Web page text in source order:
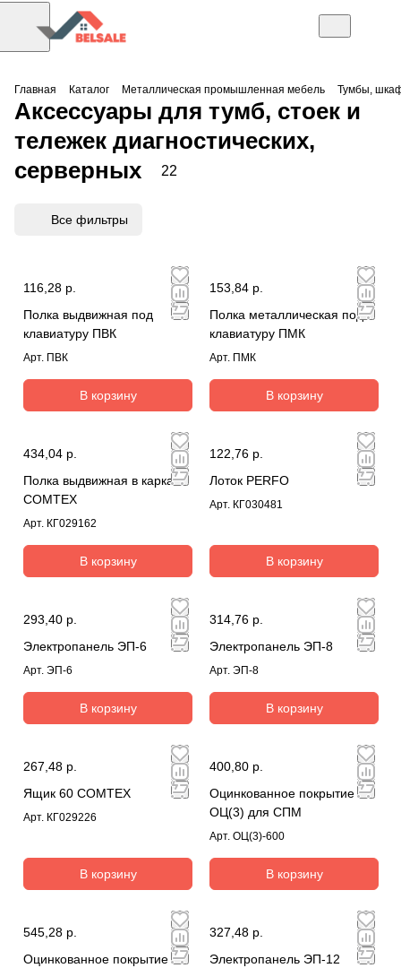
Главная Каталог Металлическая промышленная мебель Тумбы,
Аксессуары для тумб, стоек и
тележек диагностических,
серверных
22
Все фильтры
116,28 р.
Полка выдвижная под
клавиатуру ПВК
Арт. ПВК
В корзину
153,84 р.
Полка металлическая под
клавиатуру ПМК
Арт. ПМК
В корзину
434,04 р.
Полка выдвижная в каркасе
COMTEX
Арт. КГ029162
В корзину
122,76 р.
Лоток PERFO
Арт. КГ030481
В корзину
293,40 р.
Электропанель ЭП-6
Арт. ЭП-6
В корзину
314,76 р.
Электропанель ЭП-8
Арт. ЭП-8
В корзину
267,48 р.
Ящик 60 COMTEX
Арт. КГ029226
В корзину
400,80 р.
Оцинкованное покрытие
ОЦ(3) для СПМ
Арт. ОЦ(3)-600
В корзину
545,28 р.
Оцинкованное покрытие
327,48 р.
Электропанель ЭП-12